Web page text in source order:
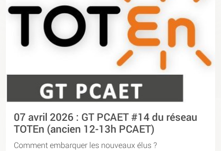
07 avril 2026 : GT PCAET #14 du réseau
TOTEn (ancien 12-13h PCAET)
Comment embarquer les nouveaux élus ?